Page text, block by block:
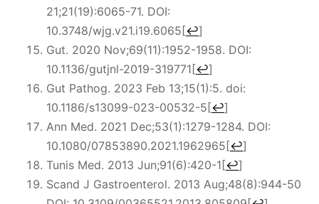
21;21(19):6065-71. DOI:
10.3748/wjg.v21.i19.6065[↩]
Gut. 2020 Nov;69(11):1952-1958. DOI:
10.1136/gutjnl-2019-319771[↩]
Gut Pathog. 2023 Feb 13;15(1):5. doi:
10.1186/s13099-023-00532-5[↩]
Ann Med. 2021 Dec;53(1):1279-1284. DOI:
10.1080/07853890.2021.1962965[↩]
Tunis Med. 2013 Jun;91(6):420-1[↩]
Scand J Gastroenterol. 2013 Aug;48(8):944-50